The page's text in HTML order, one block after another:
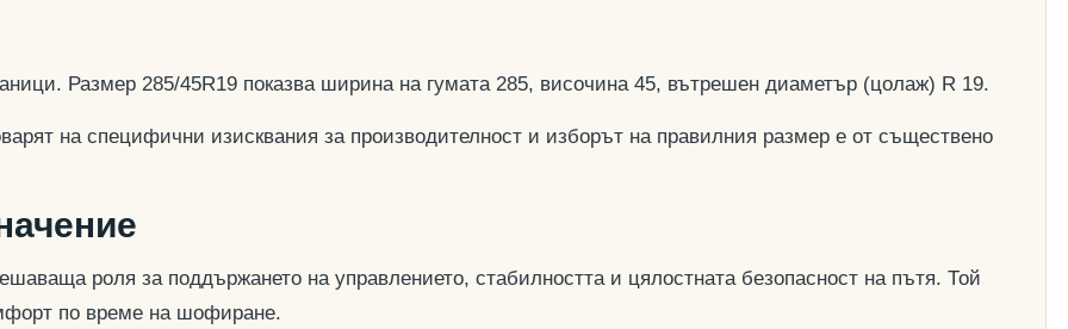
Размер 285/45R19 показва ширина на гумата 285, височина 45, вътрешен диаметър (цолаж) R 19.
на специфични изисквания за производителност и изборът на правилния размер е от съществено
роля за поддържането на управлението, стабилността и цялостната безопасност на пътя. Той
по време на шофиране.